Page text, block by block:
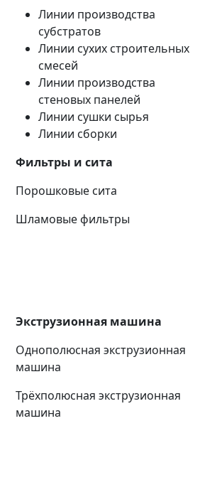
Линии производства
субстратов
Линии сухих строительных
смесей
Линии производства
стеновых панелей
Линии сушки сырья
Линии сборки
Фильтры и сита
Порошковые сита
Шламовые фильтры
Экструзионная машина
Однополюсная экструзионная
машина
Трёхполюсная экструзионная
машина